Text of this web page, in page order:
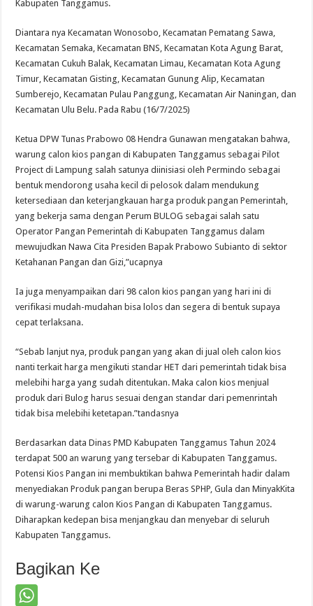
Kabupaten Tanggamus.
Diantara nya Kecamatan Wonosobo, Kecamatan Pematang Sawa,
Kecamatan Semaka, Kecamatan BNS, Kecamatan Kota Agung Barat,
Kecamatan Cukuh Balak, Kecamatan Limau, Kecamatan Kota Agung
Timur, Kecamatan Gisting, Kecamatan Gunung Alip, Kecamatan
Sumberejo, Kecamatan Pulau Panggung, Kecamatan Air Naningan, dan
Kecamatan Ulu Belu. Pada Rabu (16/7/2025)
Ketua DPW Tunas Prabowo 08 Hendra Gunawan mengatakan bahwa,
warung calon kios pangan di Kabupaten Tanggamus sebagai Pilot
Project di Lampung salah satunya diinisiasi oleh Permindo sebagai
bentuk mendorong usaha kecil di pelosok dalam mendukung
ketersediaan dan keterjangkauan harga produk pangan Pemerintah,
yang bekerja sama dengan Perum BULOG sebagai salah satu
Operator Pangan Pemerintah di Kabupaten Tanggamus dalam
mewujudkan Nawa Cita Presiden Bapak Prabowo Subianto di sektor
Ketahanan Pangan dan Gizi,”ucapnya
Ia juga menyampaikan dari 98 calon kios pangan yang hari ini di
verifikasi mudah-mudahan bisa lolos dan segera di bentuk supaya
cepat terlaksana.
“Sebab lanjut nya, produk pangan yang akan di jual oleh calon kios
nanti terkait harga mengikuti standar HET dari pemerintah tidak bisa
melebihi harga yang sudah ditentukan. Maka calon kios menjual
produk dari Bulog harus sesuai dengan standar dari pemenrintah
tidak bisa melebihi ketetapan.”tandasnya
Berdasarkan data Dinas PMD Kabupaten Tanggamus Tahun 2024
terdapat 500 an warung yang tersebar di Kabupaten Tanggamus.
Potensi Kios Pangan ini membuktikan bahwa Pemerintah hadir dalam
menyediakan Produk pangan berupa Beras SPHP, Gula dan MinyakKita
di warung-warung calon Kios Pangan di Kabupaten Tanggamus.
Diharapkan kedepan bisa menjangkau dan menyebar di seluruh
Kabupaten Tanggamus.
Bagikan Ke